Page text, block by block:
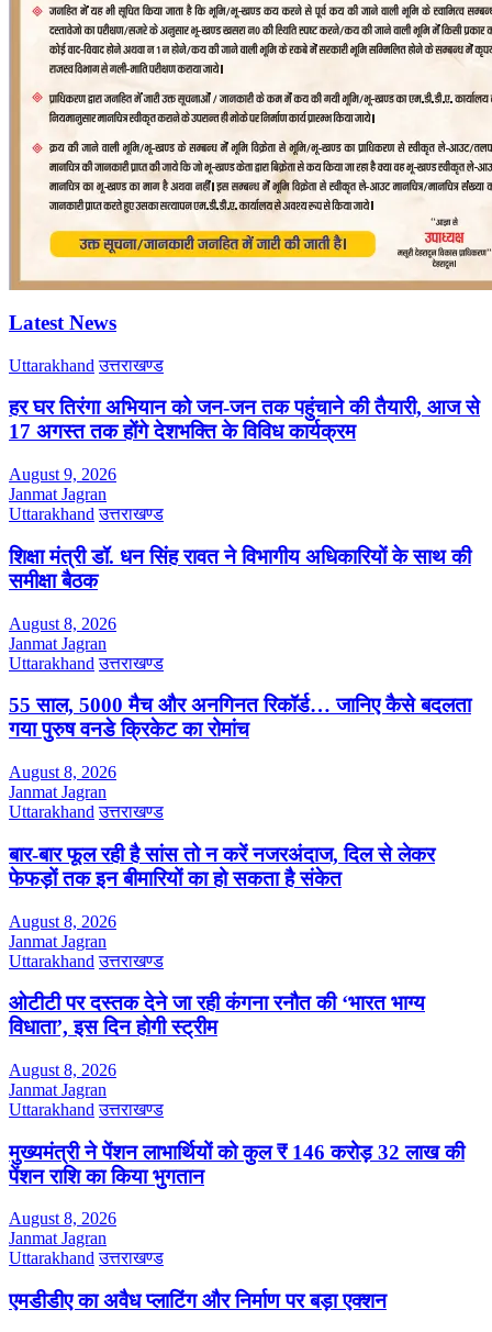
Latest News
Uttarakhand उत्तराखण्ड
हर घर तिरंगा अभियान को जन-जन तक पहुंचाने की तैयारी, आज से
17 अगस्त तक होंगे देशभक्ति के विविध कार्यक्रम
August 9, 2026
Janmat Jagran
Uttarakhand उत्तराखण्ड
शिक्षा मंत्री डॉ. धन सिंह रावत ने विभागीय अधिकारियों के साथ की
समीक्षा बैठक
August 8, 2026
Janmat Jagran
Uttarakhand उत्तराखण्ड
55 साल, 5000 मैच और अनगिनत रिकॉर्ड… जानिए कैसे बदलता
गया पुरुष वनडे क्रिकेट का रोमांच
August 8, 2026
Janmat Jagran
Uttarakhand उत्तराखण्ड
बार-बार फूल रही है सांस तो न करें नजरअंदाज, दिल से लेकर
फेफड़ों तक इन बीमारियों का हो सकता है संकेत
August 8, 2026
Janmat Jagran
Uttarakhand उत्तराखण्ड
ओटीटी पर दस्तक देने जा रही कंगना रनौत की ‘भारत भाग्य
विधाता’, इस दिन होगी स्ट्रीम
August 8, 2026
Janmat Jagran
Uttarakhand उत्तराखण्ड
मुख्यमंत्री ने पेंशन लाभार्थियों को कुल ₹ 146 करोड़ 32 लाख की
पेंशन राशि का किया भुगतान
August 8, 2026
Janmat Jagran
Uttarakhand उत्तराखण्ड
एमडीडीए का अवैध प्लाटिंग और निर्माण पर बड़ा एक्शन